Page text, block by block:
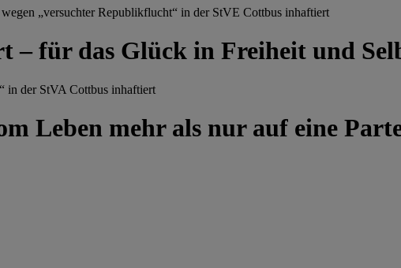
„versuchter Republikflucht“ in der StVE Cottbus inhaftiert
– für das Glück in Freiheit und
in der StVA Cottbus inhaftiert
Leben mehr als nur auf eine